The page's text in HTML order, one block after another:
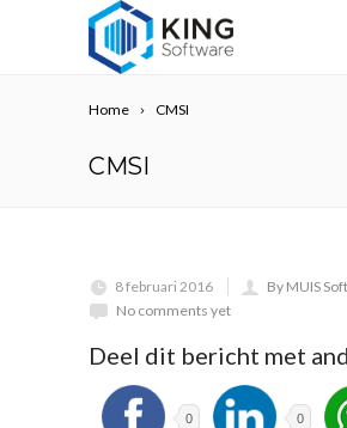
Home CMSI
CMSI
8 februari 2016
By MUIS
No comments yet
Deel dit bericht met
0 0